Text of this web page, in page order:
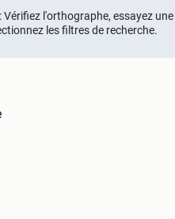
Vérifiez l'orthographe, essayez
les filtres de recherche.